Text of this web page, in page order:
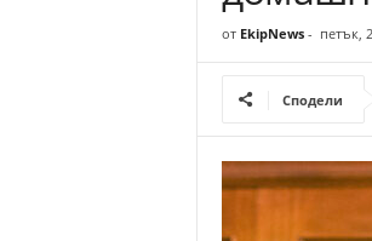
от EkipNews- петък,
Сподели